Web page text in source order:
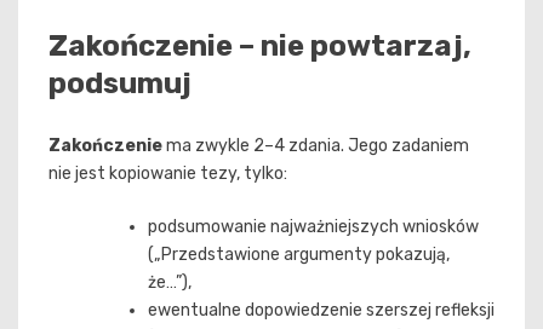
Zakończenie – nie powtarzaj,
podsumuj
Zakończeniema zwykle 2–4 zdania. Jego zadaniem
nie jest kopiowanie tezy, tylko:
podsumowanie najważniejszych wniosków
(„Przedstawione argumenty pokazują,
że…”),
ewentualne dopowiedzenie szerszej refleksji